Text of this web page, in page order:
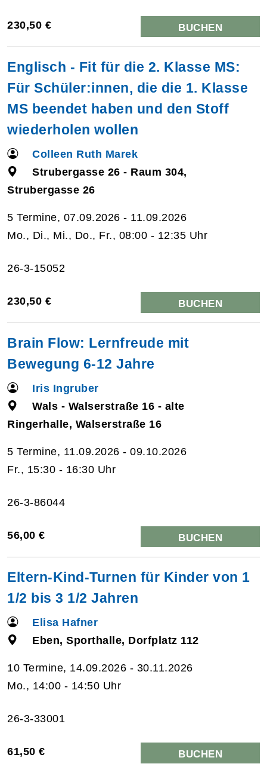
230,50 € BUCHEN
Englisch - Fit für die 2. Klasse MS:
Für Schüler:innen, die die 1. Klasse
MS beendet haben und den Stoff
wiederholen wollen
Colleen Ruth Marek
Strubergasse 26 - Raum 304,
Strubergasse 26
5 Termine, 07.09.2026 - 11.09.2026
Mo., Di., Mi., Do., Fr., 08:00 - 12:35 Uhr
26-3-15052
230,50 € BUCHEN
Brain Flow: Lernfreude mit
Bewegung 6-12 Jahre
Iris Ingruber
Wals - Walserstraße 16 - alte
Ringerhalle, Walserstraße 16
5 Termine, 11.09.2026 - 09.10.2026
Fr., 15:30 - 16:30 Uhr
26-3-86044
56,00 € BUCHEN
Eltern-Kind-Turnen für Kinder von 1
1/2 bis 3 1/2 Jahren
Elisa Hafner
Eben, Sporthalle, Dorfplatz 112
10 Termine, 14.09.2026 - 30.11.2026
Mo., 14:00 - 14:50 Uhr
26-3-33001
61,50 € BUCHEN